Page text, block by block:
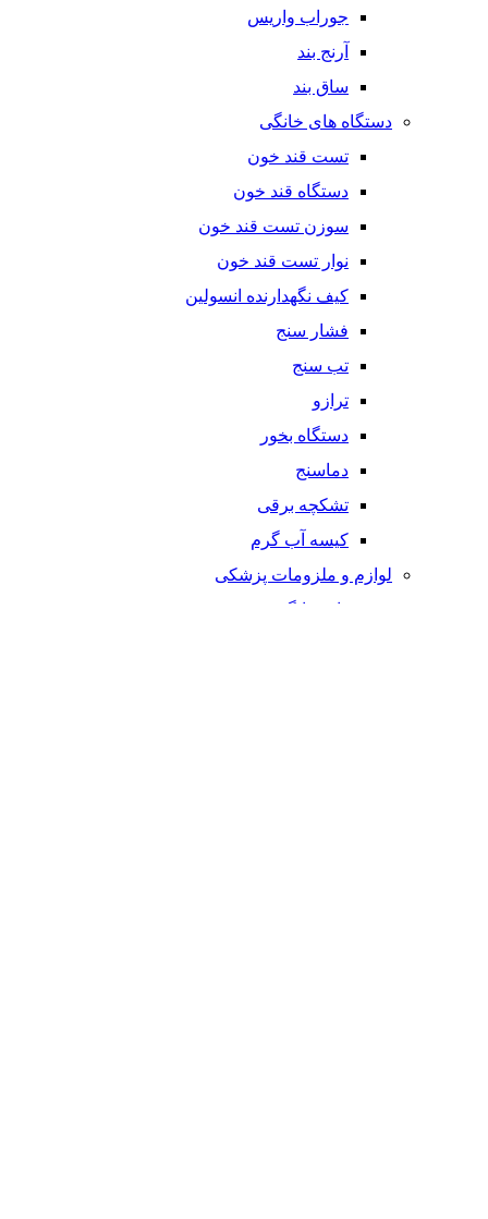
جوراب واریس
آرنج بند
ساق بند
دستگاه های خانگی
تست قند خون
دستگاه قند خون
سوزن تست قند خون
نوار تست قند خون
کیف نگهدارنده انسولین
فشار سنج
تب سنج
ترازو
دستگاه بخور
دماسنج
تشکچه برقی
کیسه آب گرم
لوازم و ملزومات پزشکی
تست های خانگی